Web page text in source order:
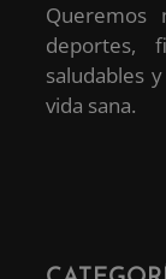
deportes,
saludables
vida sana.